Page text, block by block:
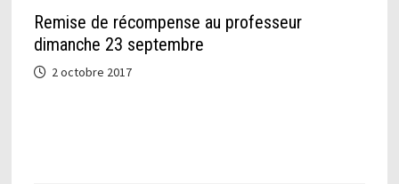
Remise de récompense au professeur
dimanche 23 septembre
2 octobre 2017